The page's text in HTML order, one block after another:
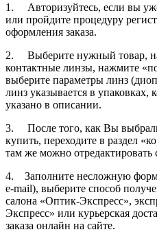
1. Авторизуйтесь, если вы
или пройдите процедуру
оформления заказа.
2. Выберите нужный товар,
контактные линзы, нажмите
выберите параметры линз
линз указывается в упаковках,
указано в описании.
3. После того, как Вы
купить, переходите в раздел
там же можно отредактировать
4. Заполните несложную
e-mail), выберите способ
салона «Оптик-Экспресс»,
Экспресс» или курьерская
заказа онлайн на сайте.